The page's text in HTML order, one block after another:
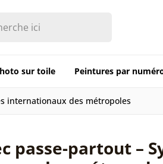
sur toile Peintures par
internationaux des métropoles
passe-partout –